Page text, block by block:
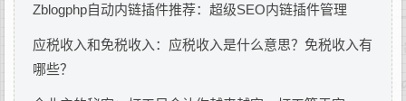
Zblogphp自动内链插件推荐：超级SEO内链插件管理
应税收入和免税收入：应税收入是什么意思？免税收入有
哪些？